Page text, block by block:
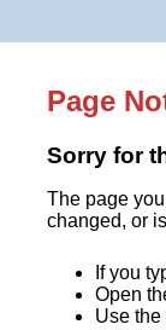
Page
Sorry for
The page
changed, or
If you
Open
Use